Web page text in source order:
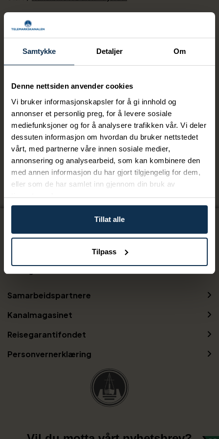
Samtykke Detaljer Om
Denne nettsiden anvender cookies
Vi bruker informasjonskapsler for å gi innhold og
annonser et personlig preg, for å levere sosiale
mediefunksjoner og for å analysere trafikken vår. Vi deler
dessuten informasjon om hvordan du bruker nettstedet
vårt, med partnerne våre innen sosiale medier,
annonsering og analysearbeid, som kan kombinere den
med annen informasjon du har gjort tilgjengelig for dem,
eller som de har samlet inn gjennom din bruk av
tjenestene deres.
Tillat alle
Tilpass
Kanalbillett Dalen - Kjeldal
Kanalbillett M/S Henrik Ibsen, M/S Victoria
SERVERING: Alle båtene har kafe/restaurant om bord. Du
kan bestille dagens lunsj ved billettbestilling, men du kan
også kjøpe valgfri lunsj om bord uten forhåndsbestilling.
Periode
07 Aug
Kontakt oss
Samarbeidspartnere
Kanalmagasinet
Reisegarantifondet
Personvernerklæring